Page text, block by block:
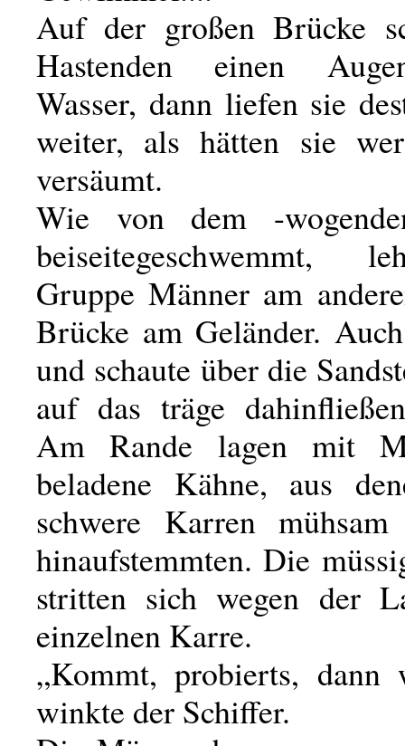
Auf der großen Brücke
Hastenden einen
Wasser, dann liefen sie
weiter, als hätten sie
versäumt.
Wie von dem -
beiseitegeschwemmt,
Gruppe Männer am
Brücke am Geländer.
und schaute über die
auf das träge
Am Rande lagen mit
beladene Kähne, aus
schwere Karren
hinaufstemmten. Die
stritten sich wegen der
einzelnen Karre.
„Kommt, probierts, dann
winkte der Schiffer.